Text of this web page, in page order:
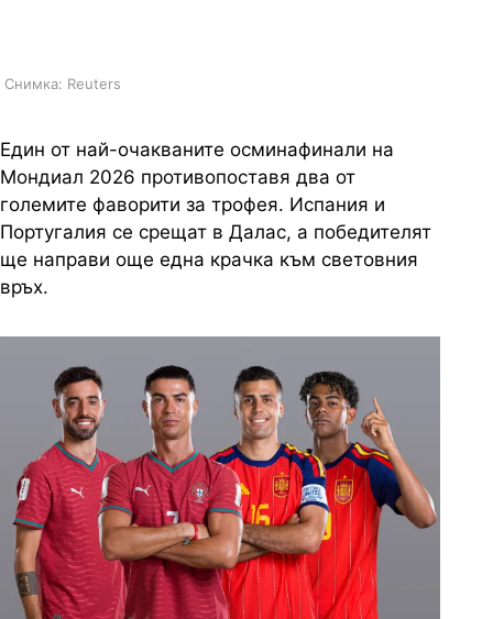
Снимка: Reuters
Един от най-очакваните осминафинали на
Мондиал 2026 противопоставя два от
големите фаворити за трофея. Испания и
Португалия се срещат в Далас, а победителят
ще направи още една крачка към световния
връх.